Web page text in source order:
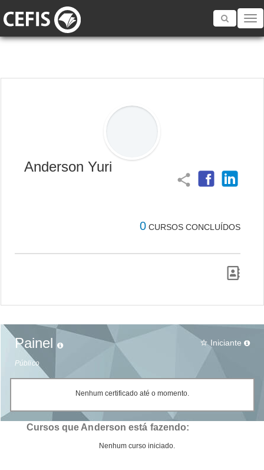
Toggle
Anderson Yuri
share
0 CURSOS CONCLUÍDOS
Painel
Público
star_border Iniciante
Nenhum certificado até o momento.
Cursos que Anderson está fazendo:
Nenhum curso iniciado.